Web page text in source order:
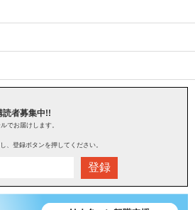
読者募集中!!
でお届けします。
、登録ボタンを押してください。
登録